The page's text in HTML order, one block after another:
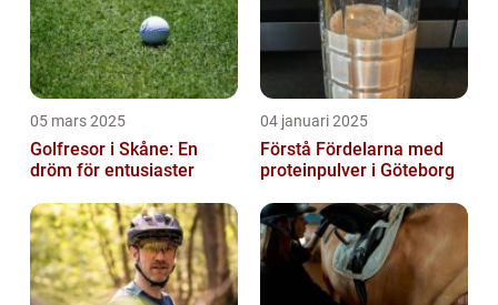
05 mars 2025
Golfresor i Skåne: En
dröm för entusiaster
04 januari 2025
Förstå Fördelarna med
proteinpulver i Göteborg